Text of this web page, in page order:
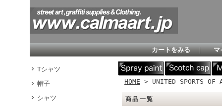
カートをみる ｜ マ
Tシャツ
帽子
シャツ
HOME > UNITED SPORTS OF
商品一覧